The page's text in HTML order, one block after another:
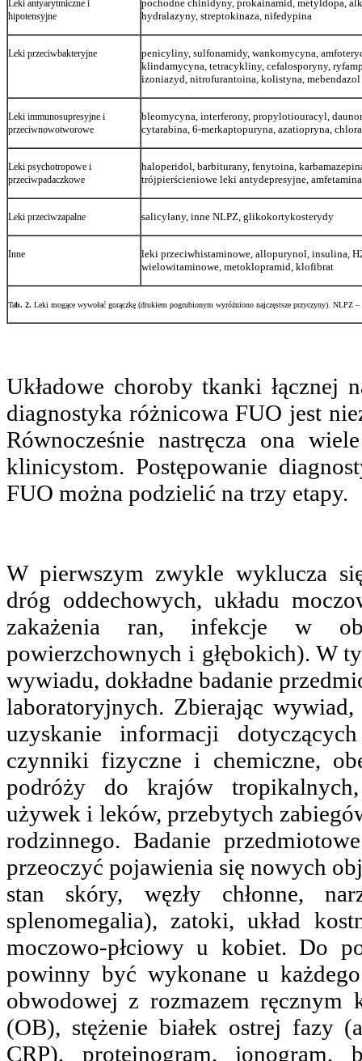
Leki antyarytmiczne i
hipotensyjne
pochodne chinidyny, prokainamid, metyldopa,
hydralazyny, streptokinaza, nifedypina
Leki przeciwbakteryjne
penicyliny, sulfonamidy, wankomycyna,
klindamycyna, tetracykliny, cefalosporyny,
izoniazyd, nitrofurantoina, kolistyna, mebendazol
Leki immunosupresyjne i
przeciwnowotworowe
bleomycyna, interferony, propylotiouracyl,
cytarabina, 6-merkaptopuryna, azatiopryna,
Leki psychotropowe i
przeciwpadaczkowe
haloperidol, barbiturany, fenytoina,
trójpierścieniowe leki antydepresyjne,
Leki przeciwzapalne salicylany, inne NLPZ, glikokortykosterydy
Inne
leki przeciwhistaminowe, allopurynol, insulina,
wielowitaminowe, metoklopramid, klofibrat
Tab. 2. Leki mogące wywołać gorączkę (drukiem pogrubionym wyróżniono najczęstsze przyczyny). NLPZ
Układowe choroby tkanki łącznej
diagnostyka różnicowa FUO jest
Równocześnie nastręcza ona
klinicystom. Postępowanie
FUO można podzielić na trzy etapy.
W pierwszym zwykle wyklucza
dróg oddechowych, układu
zakażenia ran, infekcje w
powierzchownych i głębokich). W
wywiadu, dokładne badanie
laboratoryjnych. Zbierając
uzyskanie informacji
czynniki fizyczne i chemiczne,
podróży do krajów tropikalnych,
używek i leków, przebytych
rodzinnego. Badanie
przeoczyć pojawienia się nowych
stan skóry, węzły chłonne,
splenomegalia), zatoki, układ
moczowo-płciowy u kobiet. Do
powinny być wykonane u
obwodowej z rozmazem ręcznym
(OB), stężenie białek ostrej fazy
CRP), proteinogram, jonogram,